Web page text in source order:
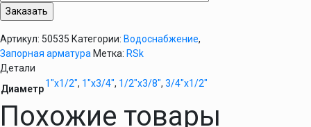
Артикул: 50535 Категории: Водоснабжение,
Запорная арматура Метка: RSk
Детали
Диаметр1"х1/2", 1"х3/4", 1/2"х3/8", 3/4"х1/2"
Похожие товары